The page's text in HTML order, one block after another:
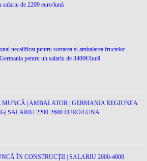
salariu de 2200 euro/lună
necalificat pentru sortarea și ambalarea fructelor-
pentru un salariu de 3400€/lună
MUNCĂ | AMBALATOR | GERMANIA REGIUNEA
SALARIU 2200-2600 EURO/LUNA
ÎN CONSTRUCŢII | SALARIU 2000-4000